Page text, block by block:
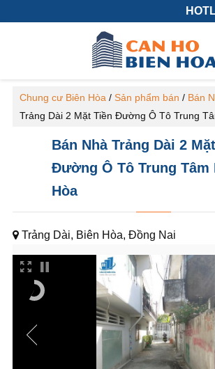
Chung cư Biên Hòa / Sản phẩm bán / Bán
Trảng Dài 2 Mặt Tiền Đường Ô Tô Trung
Bán Nhà Trảng Dài 2
Đường Ô Tô Trung Tâm
Hòa
Trảng Dài, Biên Hòa, Đồng Nai